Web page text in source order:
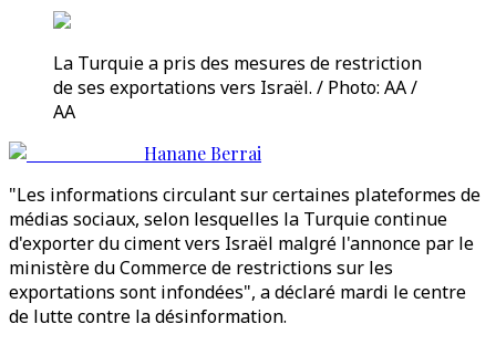
La Turquie a pris des mesures de restriction
de ses exportations vers Israël. / Photo: AA /
AA
Hanane Berrai
"Les informations circulant sur certaines plateformes de
médias sociaux, selon lesquelles la Turquie continue
d'exporter du ciment vers Israël malgré l'annonce par le
ministère du Commerce de restrictions sur les
exportations sont infondées", a déclaré mardi le centre
de lutte contre la désinformation.